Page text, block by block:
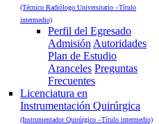
(Técnico Radiólogo Universitario –Título
intermedio)
Perfil del Egresado
Admisión Autoridades
Plan de Estudio
Aranceles Preguntas
Frecuentes
Licenciatura en
Instrumentación Quirúrgica
(Instrumentador Quirúrgico –Título intermedio)